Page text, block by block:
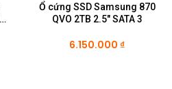
Ổ cứng SSD Samsung 870
QVO 2TB 2.5″ SATA 3
6.150.000 ₫